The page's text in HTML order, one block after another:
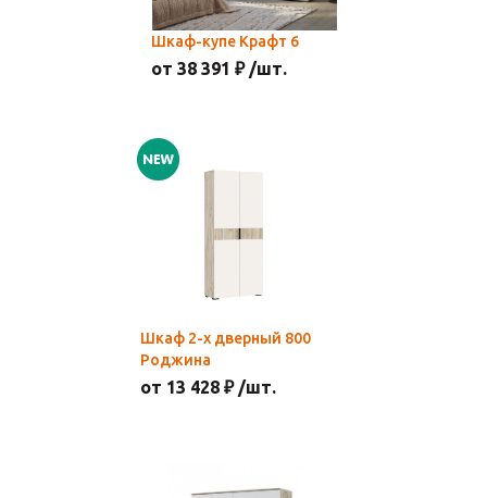
Шкаф-купе Крафт 6
от 38 391 ₽ /шт.
Шкаф 2-х дверный 800
Роджина
от 13 428 ₽ /шт.